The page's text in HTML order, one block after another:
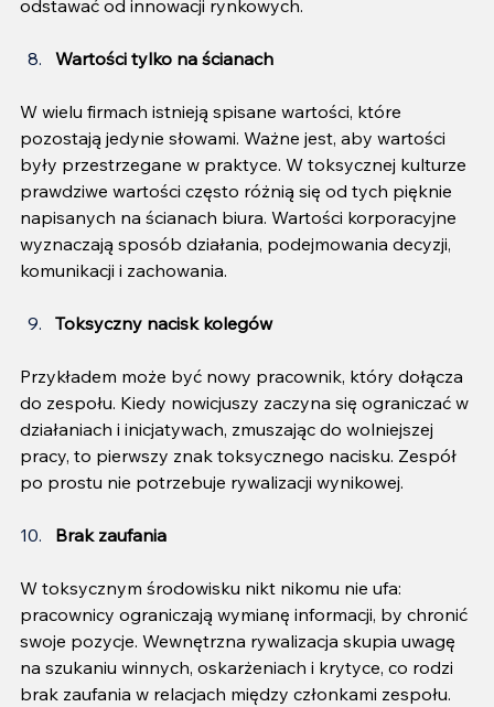
odstawać od innowacji rynkowych.
Wartości tylko na ścianach
W wielu firmach istnieją spisane wartości, które
pozostają jedynie słowami. Ważne jest, aby wartości
były przestrzegane w praktyce. W toksycznej kulturze
prawdziwe wartości często różnią się od tych pięknie
napisanych na ścianach biura. Wartości korporacyjne
wyznaczają sposób działania, podejmowania decyzji,
komunikacji i zachowania.
Toksyczny nacisk kolegów
Przykładem może być nowy pracownik, który dołącza
do zespołu. Kiedy nowicjuszy zaczyna się ograniczać w
działaniach i inicjatywach, zmuszając do wolniejszej
pracy, to pierwszy znak toksycznego nacisku. Zespół
po prostu nie potrzebuje rywalizacji wynikowej.
Brak zaufania
W toksycznym środowisku nikt nikomu nie ufa:
pracownicy ograniczają wymianę informacji, by chronić
swoje pozycje. Wewnętrzna rywalizacja skupia uwagę
na szukaniu winnych, oskarżeniach i krytyce, co rodzi
brak zaufania w relacjach między członkami zespołu.